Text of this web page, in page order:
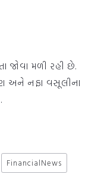
જોવા મળી રહી છે.
અને નફા વસૂલીના
FinancialNews